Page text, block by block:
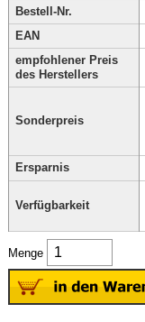
Bestell-Nr.
EAN
empfohlener Preis
des Herstellers
Sonderpreis
Ersparnis
Verfügbarkeit
Menge